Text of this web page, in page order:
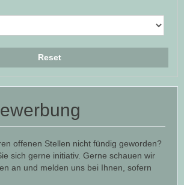
Reset
offenen Stellen nicht fündig geworden?
sich gerne initiativ. Gerne schauen wir
an und melden uns bei Ihnen, sofern